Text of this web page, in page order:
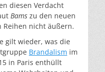
diesen Verdacht
Bams zu den neuen
Reihen nicht äußern.
gilt wieder, was die
Brandalism im
in Paris enthüllt